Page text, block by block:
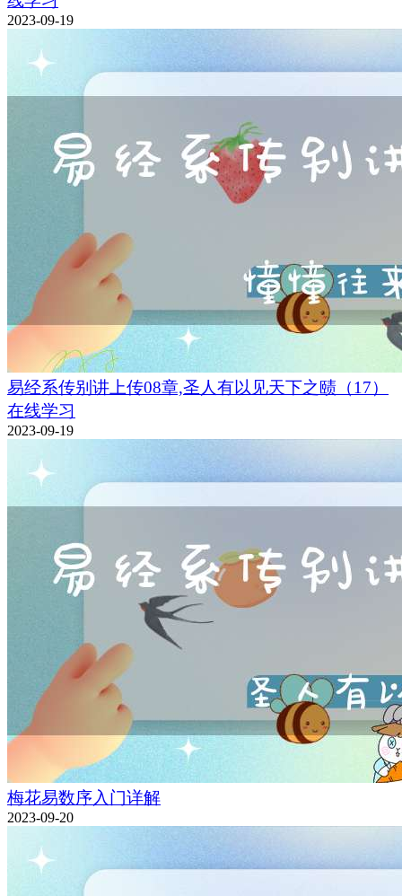
2023-09-19
易经系传别讲上传08章,圣人有以见天下之赜（17）
在线学习
2023-09-19
梅花易数序入门详解
2023-09-20